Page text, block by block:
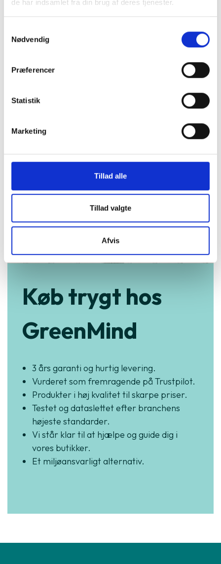
de har indsamlet fra din brug af deres tjenester.
Nødvendig
Præferencer
Statistik
Marketing
Tillad alle
Tillad valgte
Afvis
skærmbeskyttelse IKKE
Oplader 20W
149 kr.
Køb trygt hos
GreenMind
3 års garanti og hurtig levering.
Vurderet som fremragende på Trustpilot.
Produkter i høj kvalitet til skarpe priser.
Testet og dataslettet efter branchens
højeste standarder.
Vi står klar til at hjælpe og guide dig i
vores butikker.
Et miljøansvarligt alternativ.